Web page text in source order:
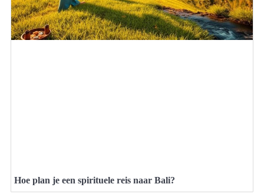
Hoe plan je een spirituele reis naar Bali?